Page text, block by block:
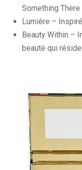
Something There
Lumière –
Beauty Within –
beauté qui réside